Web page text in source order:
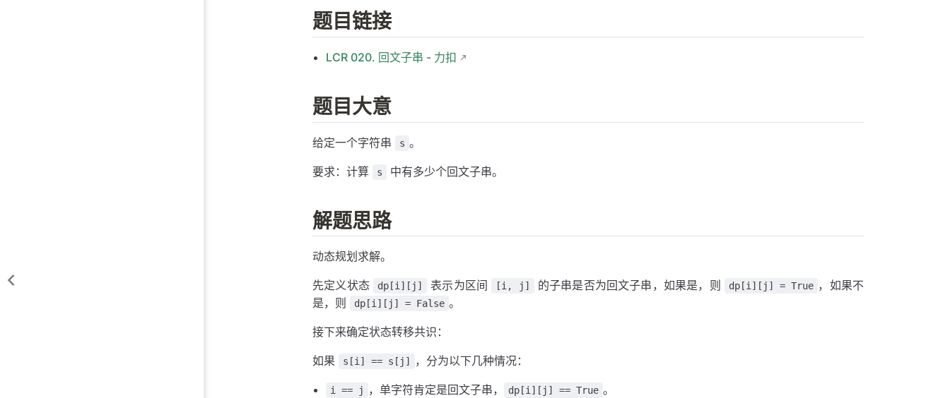
题目链接
LCR 020. 回文子串 - 力扣
题目大意
给定一个字符串 s 。
要求：计算 s 中有多少个回文子串。
解题思路
动态规划求解。
先定义状态 dp[i][j] 表示为区间 [i, j] 的子串是否为回文子串，如果是，则 dp[i][j] = True ，如果不
是，则
dp[i][j] = False 。
接下来确定状态转移共识：
如果 s[i] == s[j] ，分为以下几种情况：
i == j ，单字符肯定是回文子串， dp[i][j] == True 。